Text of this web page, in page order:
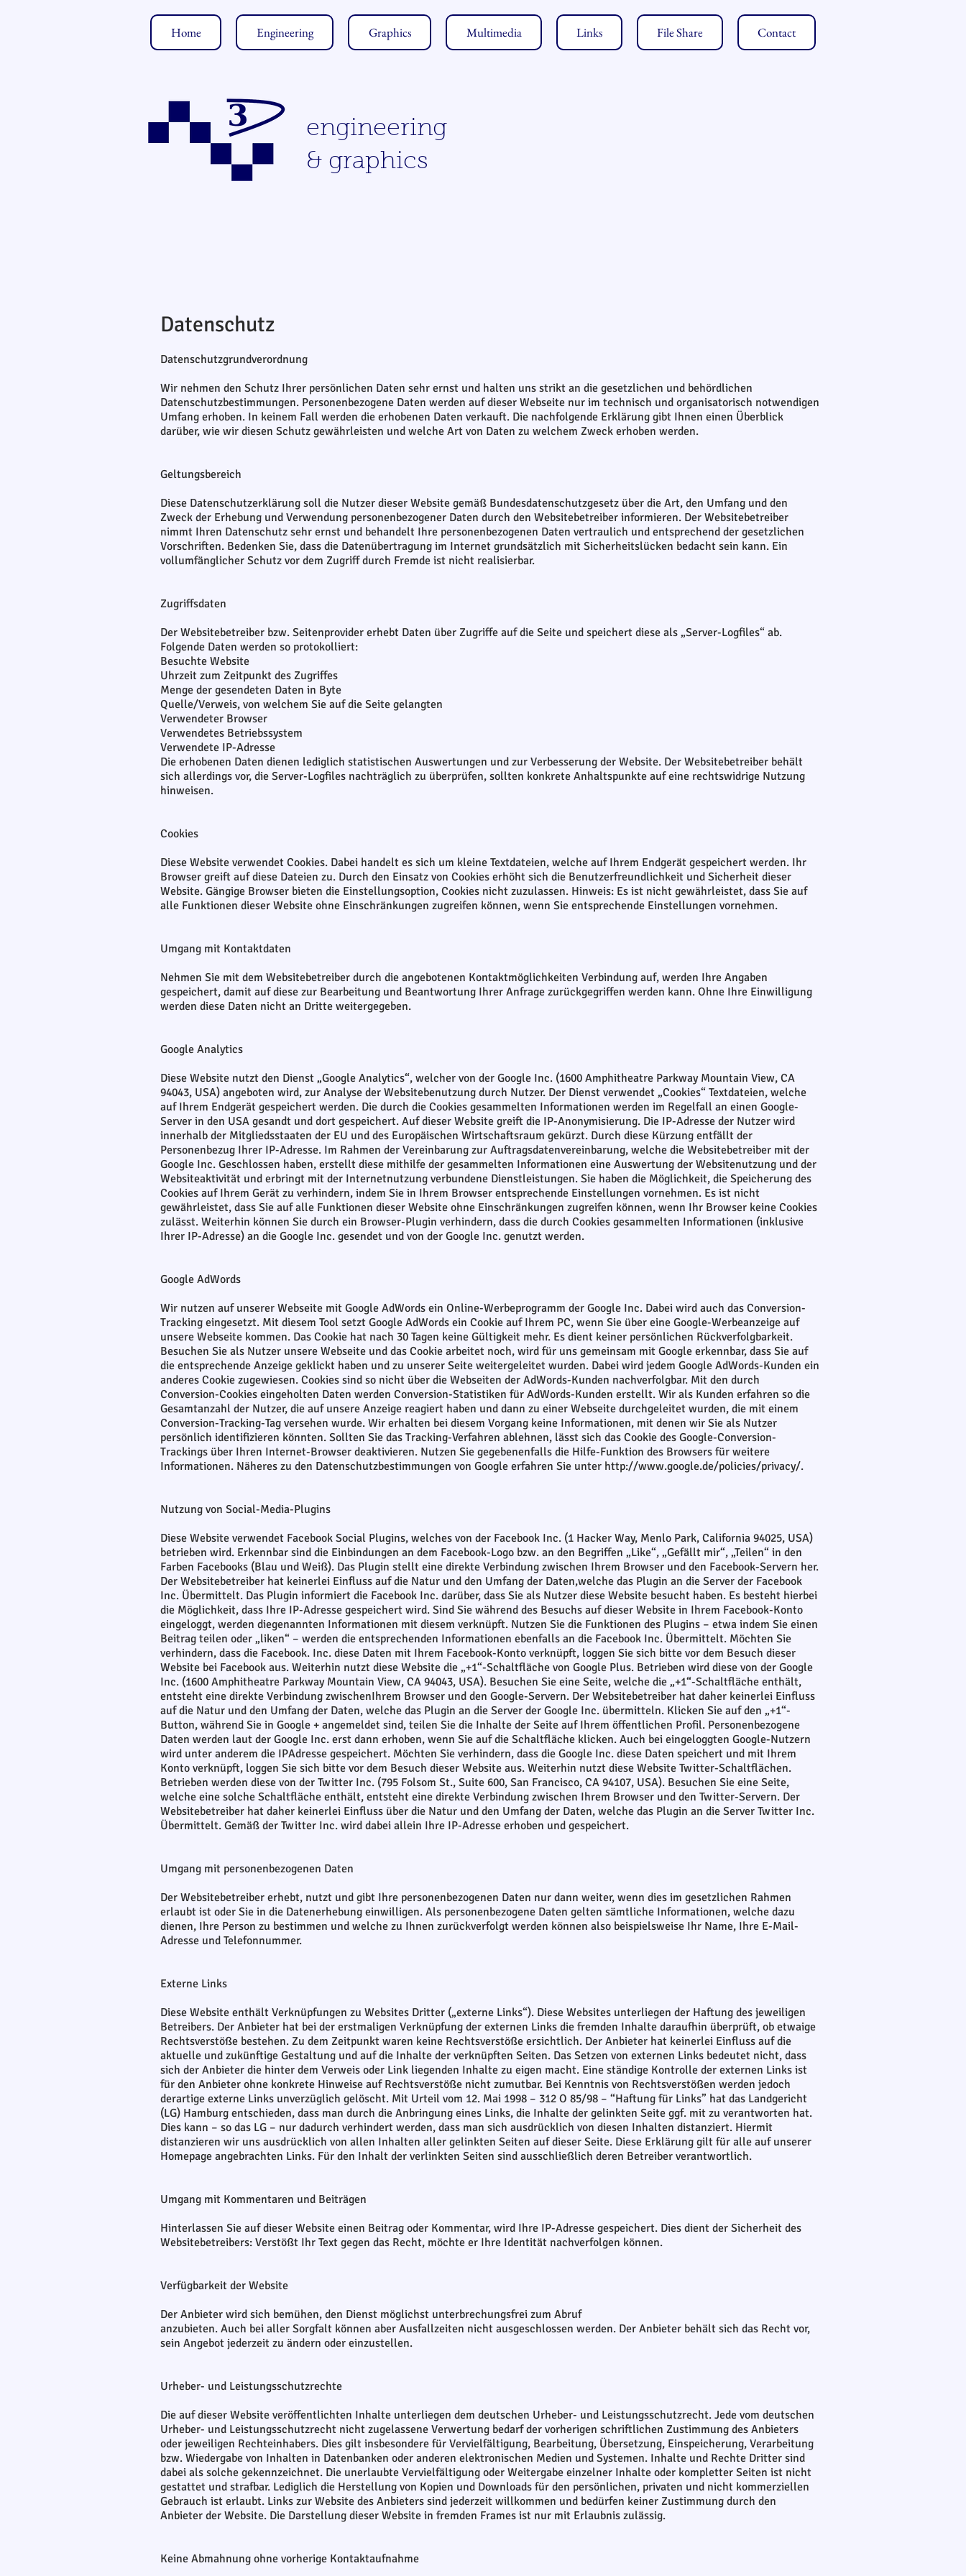
Home Engineering Graphics Multimedia Links File Share Contact
engineering
& graphics
Datenschutz
Datenschutzgrundverordnung
Wir nehmen den Schutz Ihrer persönlichen Daten sehr ernst und halten uns strikt an die gesetzlichen und behördlichen
Datenschutzbestimmungen. Personenbezogene Daten werden auf dieser Webseite nur im technisch und organisatorisch notwendigen
Umfang erhoben. In keinem Fall werden die erhobenen Daten verkauft. Die nachfolgende Erklärung gibt Ihnen einen Überblick
darüber, wie wir diesen Schutz gewährleisten und welche Art von Daten zu welchem Zweck erhoben werden.
Geltungsbereich
Diese Datenschutzerklärung soll die Nutzer dieser Website gemäß Bundesdatenschutzgesetz über die Art, den Umfang und den
Zweck der Erhebung und Verwendung personenbezogener Daten durch den Websitebetreiber informieren. Der Websitebetreiber
nimmt Ihren Datenschutz sehr ernst und behandelt Ihre personenbezogenen Daten vertraulich und entsprechend der gesetzlichen
Vorschriften. Bedenken Sie, dass die Datenübertragung im Internet grundsätzlich mit Sicherheitslücken bedacht sein kann. Ein
vollumfänglicher Schutz vor dem Zugriff durch Fremde ist nicht realisierbar.
Zugriffsdaten
Der Websitebetreiber bzw. Seitenprovider erhebt Daten über Zugriffe auf die Seite und speichert diese als „Server-Logfiles“ ab.
Folgende Daten werden so protokolliert:
Besuchte Website
Uhrzeit zum Zeitpunkt des Zugriffes
Menge der gesendeten Daten in Byte
Quelle/Verweis, von welchem Sie auf die Seite gelangten
Verwendeter Browser
Verwendetes Betriebssystem
Verwendete IP-Adresse
Die erhobenen Daten dienen lediglich statistischen Auswertungen und zur Verbesserung der Website. Der Websitebetreiber behält
sich allerdings vor, die Server-Logfiles nachträglich zu überprüfen, sollten konkrete Anhaltspunkte auf eine rechtswidrige Nutzung
hinweisen.
Cookies
Diese Website verwendet Cookies. Dabei handelt es sich um kleine Textdateien, welche auf Ihrem Endgerät gespeichert werden. Ihr
Browser greift auf diese Dateien zu. Durch den Einsatz von Cookies erhöht sich die Benutzerfreundlichkeit und Sicherheit dieser
Website. Gängige Browser bieten die Einstellungsoption, Cookies nicht zuzulassen. Hinweis: Es ist nicht gewährleistet, dass Sie auf
alle Funktionen dieser Website ohne Einschränkungen zugreifen können, wenn Sie entsprechende Einstellungen vornehmen.
Umgang mit Kontaktdaten
Nehmen Sie mit dem Websitebetreiber durch die angebotenen Kontaktmöglichkeiten Verbindung auf, werden Ihre Angaben
gespeichert, damit auf diese zur Bearbeitung und Beantwortung Ihrer Anfrage zurückgegriffen werden kann. Ohne Ihre Einwilligung
werden diese Daten nicht an Dritte weitergegeben.
Google Analytics
Diese Website nutzt den Dienst „Google Analytics“, welcher von der Google Inc. (1600 Amphitheatre Parkway Mountain View, CA
94043, USA) angeboten wird, zur Analyse der Websitebenutzung durch Nutzer. Der Dienst verwendet „Cookies“ Textdateien, welche
auf Ihrem Endgerät gespeichert werden. Die durch die Cookies gesammelten Informationen werden im Regelfall an einen Google-
Server in den USA gesandt und dort gespeichert. Auf dieser Website greift die IP-Anonymisierung. Die IP-Adresse der Nutzer wird
innerhalb der Mitgliedsstaaten der EU und des Europäischen Wirtschaftsraum gekürzt. Durch diese Kürzung entfällt der
Personenbezug Ihrer IP-Adresse. Im Rahmen der Vereinbarung zur Auftragsdatenvereinbarung, welche die Websitebetreiber mit der
Google Inc. Geschlossen haben, erstellt diese mithilfe der gesammelten Informationen eine Auswertung der Websitenutzung und der
Websiteaktivität und erbringt mit der Internetnutzung verbundene Dienstleistungen. Sie haben die Möglichkeit, die Speicherung des
Cookies auf Ihrem Gerät zu verhindern, indem Sie in Ihrem Browser entsprechende Einstellungen vornehmen. Es ist nicht
gewährleistet, dass Sie auf alle Funktionen dieser Website ohne Einschränkungen zugreifen können, wenn Ihr Browser keine Cookies
zulässt. Weiterhin können Sie durch ein Browser-Plugin verhindern, dass die durch Cookies gesammelten Informationen (inklusive
Ihrer IP-Adresse) an die Google Inc. gesendet und von der Google Inc. genutzt werden.
Google AdWords
Wir nutzen auf unserer Webseite mit Google AdWords ein Online-Werbeprogramm der Google Inc. Dabei wird auch das Conversion-
Tracking eingesetzt. Mit diesem Tool setzt Google AdWords ein Cookie auf Ihrem PC, wenn Sie über eine Google-Werbeanzeige auf
unsere Webseite kommen. Das Cookie hat nach 30 Tagen keine Gültigkeit mehr. Es dient keiner persönlichen Rückverfolgbarkeit.
Besuchen Sie als Nutzer unsere Webseite und das Cookie arbeitet noch, wird für uns gemeinsam mit Google erkennbar, dass Sie auf
die entsprechende Anzeige geklickt haben und zu unserer Seite weitergeleitet wurden. Dabei wird jedem Google AdWords-Kunden ein
anderes Cookie zugewiesen. Cookies sind so nicht über die Webseiten der AdWords-Kunden nachverfolgbar. Mit den durch
Conversion-Cookies eingeholten Daten werden Conversion-Statistiken für AdWords-Kunden erstellt. Wir als Kunden erfahren so die
Gesamtanzahl der Nutzer, die auf unsere Anzeige reagiert haben und dann zu einer Webseite durchgeleitet wurden, die mit einem
Conversion-Tracking-Tag versehen wurde. Wir erhalten bei diesem Vorgang keine Informationen, mit denen wir Sie als Nutzer
persönlich identifizieren könnten. Sollten Sie das Tracking-Verfahren ablehnen, lässt sich das Cookie des Google-Conversion-
Trackings über Ihren Internet-Browser deaktivieren. Nutzen Sie gegebenenfalls die Hilfe-Funktion des Browsers für weitere
Informationen. Näheres zu den Datenschutzbestimmungen von Google erfahren Sie unter http://www.google.de/policies/privacy/.
Nutzung von Social-Media-Plugins
Diese Website verwendet Facebook Social Plugins, welches von der Facebook Inc. (1 Hacker Way, Menlo Park, California 94025, USA)
betrieben wird. Erkennbar sind die Einbindungen an dem Facebook-Logo bzw. an den Begriffen „Like“, „Gefällt mir“, „Teilen“ in den
Farben Facebooks (Blau und Weiß). Das Plugin stellt eine direkte Verbindung zwischen Ihrem Browser und den Facebook-Servern her.
Der Websitebetreiber hat keinerlei Einfluss auf die Natur und den Umfang der Daten,welche das Plugin an die Server der Facebook
Inc. Übermittelt. Das Plugin informiert die Facebook Inc. darüber, dass Sie als Nutzer diese Website besucht haben. Es besteht hierbei
die Möglichkeit, dass Ihre IP-Adresse gespeichert wird. Sind Sie während des Besuchs auf dieser Website in Ihrem Facebook-Konto
eingeloggt, werden diegenannten Informationen mit diesem verknüpft. Nutzen Sie die Funktionen des Plugins – etwa indem Sie einen
Beitrag teilen oder „liken“ – werden die entsprechenden Informationen ebenfalls an die Facebook Inc. Übermittelt. Möchten Sie
verhindern, dass die Facebook. Inc. diese Daten mit Ihrem Facebook-Konto verknüpft, loggen Sie sich bitte vor dem Besuch dieser
Website bei Facebook aus. Weiterhin nutzt diese Website die „+1“-Schaltfläche von Google Plus. Betrieben wird diese von der Google
Inc. (1600 Amphitheatre Parkway Mountain View, CA 94043, USA). Besuchen Sie eine Seite, welche die „+1“-Schaltfläche enthält,
entsteht eine direkte Verbindung zwischenIhrem Browser und den Google-Servern. Der Websitebetreiber hat daher keinerlei Einfluss
auf die Natur und den Umfang der Daten, welche das Plugin an die Server der Google Inc. übermitteln. Klicken Sie auf den „+1“-
Button, während Sie in Google + angemeldet sind, teilen Sie die Inhalte der Seite auf Ihrem öffentlichen Profil. Personenbezogene
Daten werden laut der Google Inc. erst dann erhoben, wenn Sie auf die Schaltfläche klicken. Auch bei eingeloggten Google-Nutzern
wird unter anderem die IPAdresse gespeichert. Möchten Sie verhindern, dass die Google Inc. diese Daten speichert und mit Ihrem
Konto verknüpft, loggen Sie sich bitte vor dem Besuch dieser Website aus. Weiterhin nutzt diese Website Twitter-Schaltflächen.
Betrieben werden diese von der Twitter Inc. (795 Folsom St., Suite 600, San Francisco, CA 94107, USA). Besuchen Sie eine Seite,
welche eine solche Schaltfläche enthält, entsteht eine direkte Verbindung zwischen Ihrem Browser und den Twitter-Servern. Der
Websitebetreiber hat daher keinerlei Einfluss über die Natur und den Umfang der Daten, welche das Plugin an die Server Twitter Inc.
Übermittelt. Gemäß der Twitter Inc. wird dabei allein Ihre IP-Adresse erhoben und gespeichert.
Umgang mit personenbezogenen Daten
Der Websitebetreiber erhebt, nutzt und gibt Ihre personenbezogenen Daten nur dann weiter, wenn dies im gesetzlichen Rahmen
erlaubt ist oder Sie in die Datenerhebung einwilligen. Als personenbezogene Daten gelten sämtliche Informationen, welche dazu
dienen, Ihre Person zu bestimmen und welche zu Ihnen zurückverfolgt werden können also beispielsweise Ihr Name, Ihre E-Mail-
Adresse und Telefonnummer.
Externe Links
Diese Website enthält Verknüpfungen zu Websites Dritter („externe Links“). Diese Websites unterliegen der Haftung des jeweiligen
Betreibers. Der Anbieter hat bei der erstmaligen Verknüpfung der externen Links die fremden Inhalte daraufhin überprüft, ob etwaige
Rechtsverstöße bestehen. Zu dem Zeitpunkt waren keine Rechtsverstöße ersichtlich. Der Anbieter hat keinerlei Einfluss auf die
aktuelle und zukünftige Gestaltung und auf die Inhalte der verknüpften Seiten. Das Setzen von externen Links bedeutet nicht, dass
sich der Anbieter die hinter dem Verweis oder Link liegenden Inhalte zu eigen macht. Eine ständige Kontrolle der externen Links ist
für den Anbieter ohne konkrete Hinweise auf Rechtsverstöße nicht zumutbar. Bei Kenntnis von Rechtsverstößen werden jedoch
derartige externe Links unverzüglich gelöscht. Mit Urteil vom 12. Mai 1998 – 312 O 85/98 – “Haftung für Links” hat das Landgericht
(LG) Hamburg entschieden, dass man durch die Anbringung eines Links, die Inhalte der gelinkten Seite ggf. mit zu verantworten hat.
Dies kann – so das LG – nur dadurch verhindert werden, dass man sich ausdrücklich von diesen Inhalten distanziert. Hiermit
distanzieren wir uns ausdrücklich von allen Inhalten aller gelinkten Seiten auf dieser Seite. Diese Erklärung gilt für alle auf unserer
Homepage angebrachten Links. Für den Inhalt der verlinkten Seiten sind ausschließlich deren Betreiber verantwortlich.
Umgang mit Kommentaren und Beiträgen
Hinterlassen Sie auf dieser Website einen Beitrag oder Kommentar, wird Ihre IP-Adresse gespeichert. Dies dient der Sicherheit des
Websitebetreibers: Verstößt Ihr Text gegen das Recht, möchte er Ihre Identität nachverfolgen können.
Verfügbarkeit der Website
Der Anbieter wird sich bemühen, den Dienst möglichst unterbrechungsfrei zum Abruf
anzubieten. Auch bei aller Sorgfalt können aber Ausfallzeiten nicht ausgeschlossen werden. Der Anbieter behält sich das Recht vor,
sein Angebot jederzeit zu ändern oder einzustellen.
Urheber- und Leistungsschutzrechte
Die auf dieser Website veröffentlichten Inhalte unterliegen dem deutschen Urheber- und Leistungsschutzrecht. Jede vom deutschen
Urheber- und Leistungsschutzrecht nicht zugelassene Verwertung bedarf der vorherigen schriftlichen Zustimmung des Anbieters
oder jeweiligen Rechteinhabers. Dies gilt insbesondere für Vervielfältigung, Bearbeitung, Übersetzung, Einspeicherung, Verarbeitung
bzw. Wiedergabe von Inhalten in Datenbanken oder anderen elektronischen Medien und Systemen. Inhalte und Rechte Dritter sind
dabei als solche gekennzeichnet. Die unerlaubte Vervielfältigung oder Weitergabe einzelner Inhalte oder kompletter Seiten ist nicht
gestattet und strafbar. Lediglich die Herstellung von Kopien und Downloads für den persönlichen, privaten und nicht kommerziellen
Gebrauch ist erlaubt. Links zur Website des Anbieters sind jederzeit willkommen und bedürfen keiner Zustimmung durch den
Anbieter der Website. Die Darstellung dieser Website in fremden Frames ist nur mit Erlaubnis zulässig.
Keine Abmahnung ohne vorherige Kontaktaufnahme